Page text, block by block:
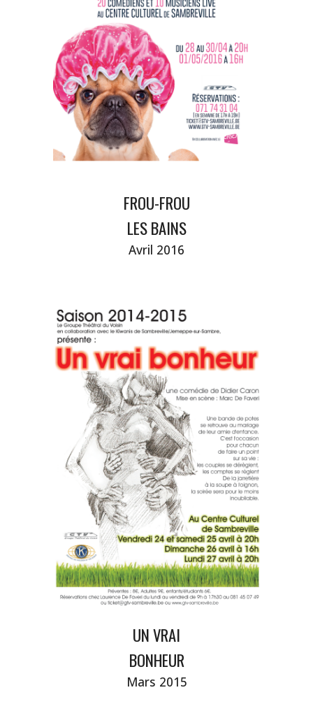
FROU-FROU
LES BAINS
Avril 2016
UN VRAI
BONHEUR
Mars 2015